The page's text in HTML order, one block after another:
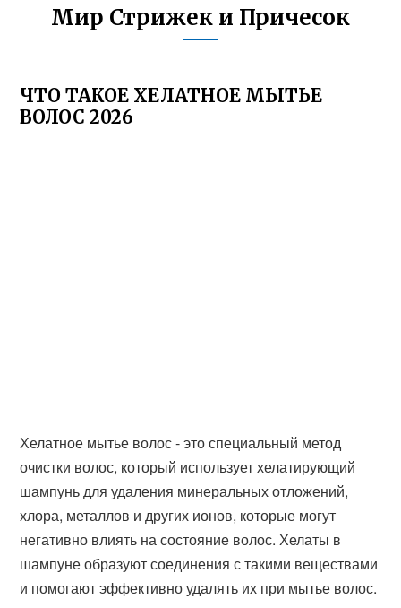
Мир Стрижек и Причесок
ЧТО ТАКОЕ ХЕЛАТНОЕ МЫТЬЕ
ВОЛОС 2026
Хелатное мытье волос - это специальный метод
очистки волос, который использует хелатирующий
шампунь для удаления минеральных отложений,
хлора, металлов и других ионов, которые могут
негативно влиять на состояние волос. Хелаты в
шампуне образуют соединения с такими веществами
и помогают эффективно удалять их при мытье волос.